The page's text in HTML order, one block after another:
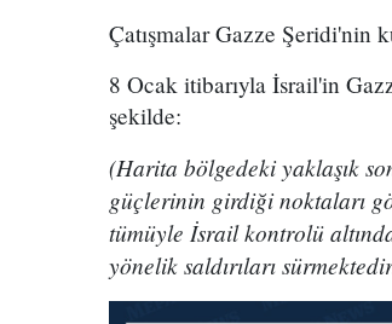
Çatışmalar Gazze Şeridi'nin
8 Ocak itibarıyla İsrail'in
şekilde:
(Harita bölgedeki yaklaşık
güçlerinin girdiği noktaları
tümüyle İsrail kontrolü
yönelik saldırıları